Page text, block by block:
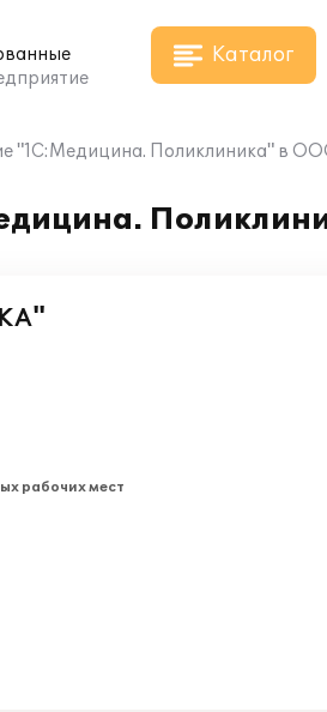
Каталог
"1С:Медицина. Поликлиника" в
рабочих мест